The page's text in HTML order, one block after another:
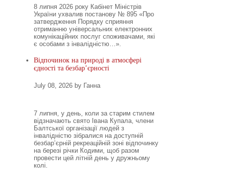
8 липня 2026 року Кабінет Міністрів
України ухвалив постанову № 895 «Про
затвердження Порядку сприяння
отриманню універсальних електронних
комунікаційних послуг споживачами, які
є особами з інвалідністю…».
Відпочинок на природі в атмосфері
єдності та безбар’єрності
July 08, 2026 by Ганна
7 липня, у день, коли за старим стилем
відзначають свято Івана Купала, члени
Балтської організації людей з
інвалідністю зібралися на доступній
безбар’єрній рекреаційній зоні відпочинку
на березі річки Кодими, щоб разом
провести цей літній день у дружньому
колі.